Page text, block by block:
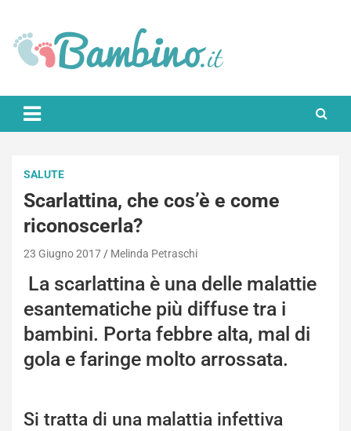
content
Bambino.it
SALUTE
Scarlattina, che cos’è e come
riconoscerla?
23 Giugno 2017 Melinda Petraschi
La scarlattina è una delle malattie
esantematiche più diffuse tra i
bambini. Porta febbre alta, mal di
gola e faringe molto arrossata.
Si tratta di una malattia infettiva